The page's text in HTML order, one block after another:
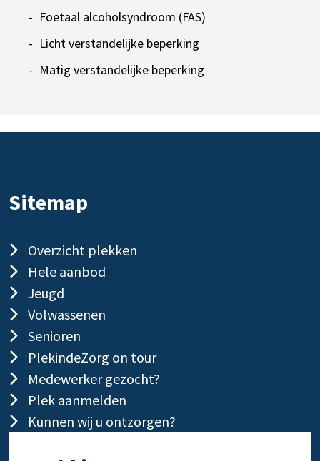
Foetaal alcoholsyndroom (FAS)
Licht verstandelijke beperking
Matig verstandelijke beperking
Sitemap
Overzicht plekken
Hele aanbod
Jeugd
Volwassenen
Senioren
PlekindeZorg on tour
Medewerker gezocht?
Plek aanmelden
Kunnen wij u ontzorgen?